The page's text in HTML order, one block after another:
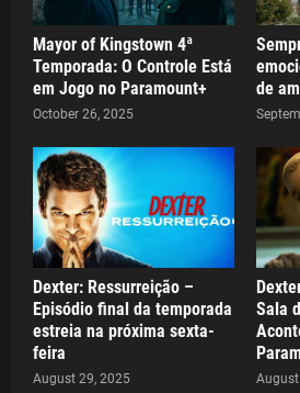
Mayor of Kingstown 4ª
Temporada: O Controle Está
em Jogo no Paramount+
October 26, 2025
de
Dexter: Ressurreição –
Episódio final da temporada
estreia na próxima sexta-
feira
August 29, 2025
Sala